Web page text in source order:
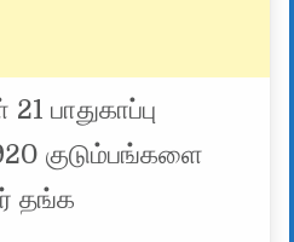
பாதுகாப்பு
குடும்பங்களை
தங்க